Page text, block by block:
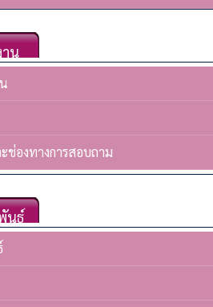
าน
ช่องทางการสอบถาม
นธ์